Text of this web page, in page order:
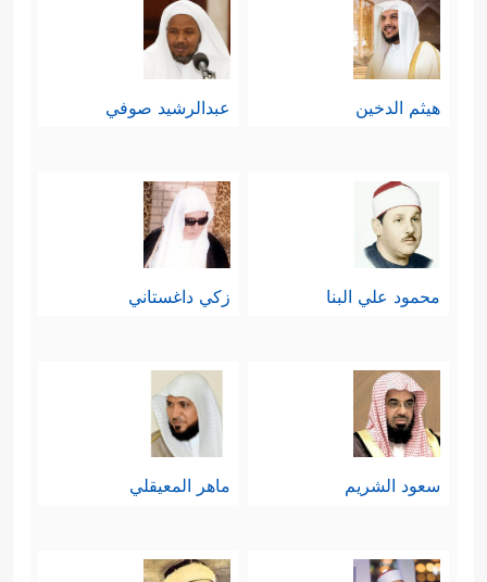
هيثم الدخين عبدالرشيد صوفي
محمود علي البنا زكي داغستاني
سعود الشريم ماهر المعيقلي